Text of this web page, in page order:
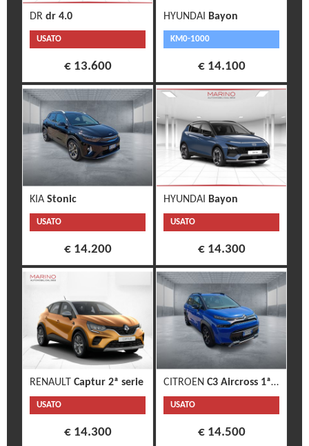
DR dr 4.0
USATO
€ 13.600
HYUNDAI Bayon
KM0-1000
€ 14.100
KIA Stonic
USATO
€ 14.200
HYUNDAI Bayon
USATO
€ 14.300
RENAULT Captur 2ª serie
USATO
€ 14.300
CITROEN C3 Aircross 1ª s.
USATO
€ 14.500